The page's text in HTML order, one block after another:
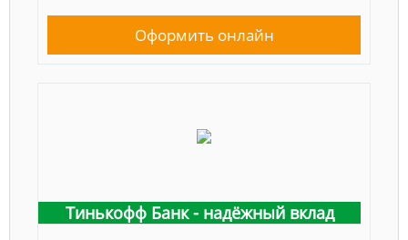
Оформить онлайн
Тинькофф Банк - надёжный вклад